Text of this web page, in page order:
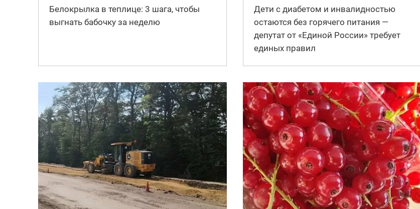
Белокрылка в теплице: 3 шага, чтобы
выгнать бабочку за неделю
Дети с диабетом и инвалидностью
остаются без горячего питания —
депутат от «Единой России» требует
единых правил